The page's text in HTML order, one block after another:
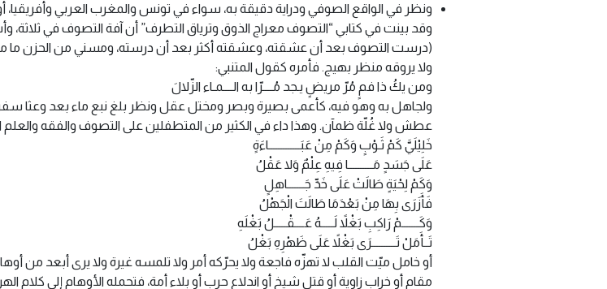
ونظر في الواقع الصوفي ودراية دقيقة به، سواء في تونس والمغرب العربي وأفريقيا،
وقد بينت في كتابي “التصوف معراج الذوق وترياق التطرف” أن آفة التصوف في ثلاثة،
(درست التصوف بعد أن عشقته، وعشقته أكثر بعد أن درسته، ومسني من الحزن ما
ولا يروقه منظر بهيج. فأمره كقول المتنبي:
ومن يكُ ذا فمٍ مُرّ مريضٍ يـجد مُــــرّا به الــــمـاء الزّلالَ
ولجاهل به وهو فيه، كأعمى بصيرة وبصر ومختل عقل ونظر بلغ نبع ماء بعد وعثا سفر
عطش ولا غُلّة ظمآن. وهذا داء في الكثير من المتطفلين على التصوف والفقه والعلم
خَلِيْلَيَّ كَمْ ثَـوْبٍ وَكَمْ مِنْ عَبَـــــــــــــاءَةٍ
عَلَى جَسَدٍ مَــــــــــا فِيهِ عِلْمٌ وَلا عَقْلُ
وَكَمْ لِحْيَةٍ طَالَتْ عَلَى خَدِّ جَـــــــاهِلٍ
فَأَزَرَى بِهَا مِنْ بَعْدَمَا طَالَتَ الْجَهْلُ
وَكَـــــــمْ رَاكِبِ بَغْلاً لَـــــهُ عَــــقْـــــلُ بَغْلَهِ
تَــأَمَلْ تَــــــــــرَى بَغْلاً عَلَى ظَهْرِهِ بَغْلُ
أو خامل ميّت القلب لا تهزّه فاجعة ولا يحرّكه أمر ولا تلمسه غيرة ولا يرى أبعد من
مقام أو خراب زاوية أو قتل شيخ أو اندلاع حرب أو بلاء أمة، فتحمله الأوهام إلى